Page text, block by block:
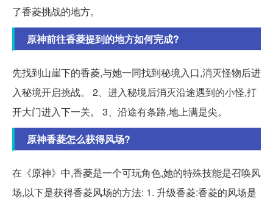
了香菱挑战的地方。
原神前往香菱提到的地方如何完成?
先找到山崖下的香菱,与她一同找到秘境入口,消灭怪物后进
入秘境开启挑战。 2、进入秘境后消灭沿途遇到的小怪,打
开大门进入下一关。 3、沿途有条路,地上满是尖。
原神香菱怎么获得风场?
在《原神》中,香菱是一个可玩角色,她的特殊技能是召唤风
场,以下是获得香菱风场的方法: 1. 升级香菱:香菱的风场是